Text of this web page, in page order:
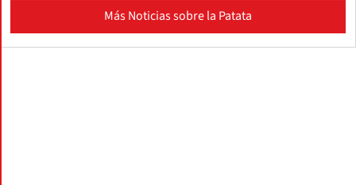
Más Noticias sobre la Patata